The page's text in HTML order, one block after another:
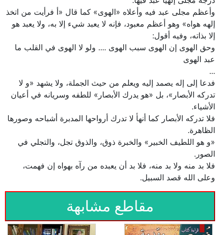
وأعظم مجلى عبد فيه وأعلاه «الهوى» كما قال‏ «أ فرأيت من اتخذ
إلهه هواه» وهو أعظم معبود، فإنه لا يعبد شيء إلا به، ولا يعبد هو
إلا بذاته، وفيه أقول:
وحق الهوى إن الهوى سبب الهوى‏ .... ولو لا الهوى في القلب ما
عبد الهوى‏
...
فدعا إلى إله يصمد إليه ويعلم من حيث الجملة، ولا يشهد «و لا
تدركه الأبصار»، بل‏ «هو يدرك الأبصار» للطفه وسريانه في أعيان
الأشياء.
فلا تدركه الأبصار كما أنهأ لا تدرك‏ أرواحها المدبرة أشباحه وصورها
الظاهرة.
«و هو اللطيف الخبير» والخبرة ذوق، والذوق تجل، والتجلي في
الصور.
فلا بد منه ولا بد منه، فلا بد أن يعبده من رآه بهواه إن فهمت،
وعلى الله قصد السبيل.
مقاطع مشابهة